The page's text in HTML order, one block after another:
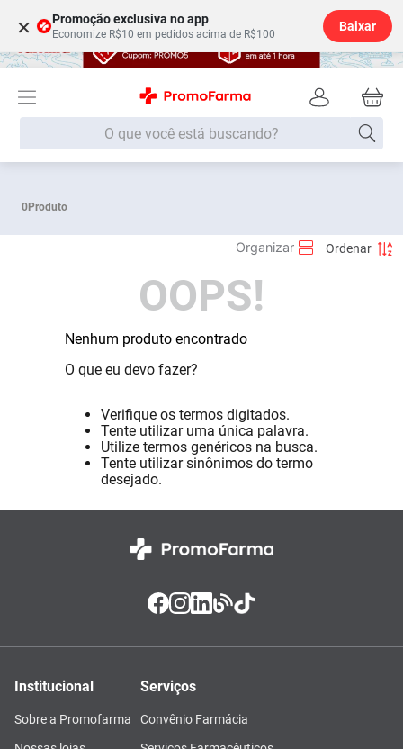
× Promoção exclusiva no app
Economize R$10 em pedidos acima de R$100
Baixar
O que você está buscando?
0Produto
OOPS!
Nenhum produto encontrado
O que eu devo fazer?
Verifique os termos digitados.
Tente utilizar uma única palavra.
Utilize termos genéricos na busca.
Tente utilizar sinônimos do termo
desejado.
Institucional
Sobre a Promofarma
Serviços
Convênio Farmácia
Fralda G
Desodorante
Absorvente
Pampers Confort Sec
Lavitan